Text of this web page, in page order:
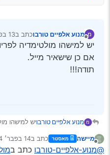
מ
מנותק
מנוע אלפיים טורבוכתב ב13 בפבר׳ 2024, 19:29
נערך
יש למישהו מולטימדיה לפריוס 2008 למכירה
אם כן שישאיר מייל.
תודה!!!
מ מנוע אלפיים טורבו
אם כן
תודה!!!
מיישה מאסטר כתב ב14 בפבר׳ 2024, 11:32
נערך לאחרונה על
@מנוע-אלפיים-טורבו כתב ב